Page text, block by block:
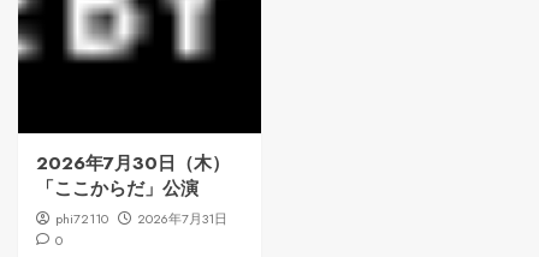
2026年7月30日（木）
「ここからだ」公演
phi72110
2026年7月31日
0